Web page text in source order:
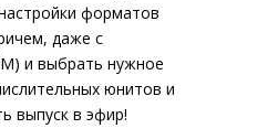
форматов
даже с
и выбрать нужное
юнитов и
выпуск в эфир!